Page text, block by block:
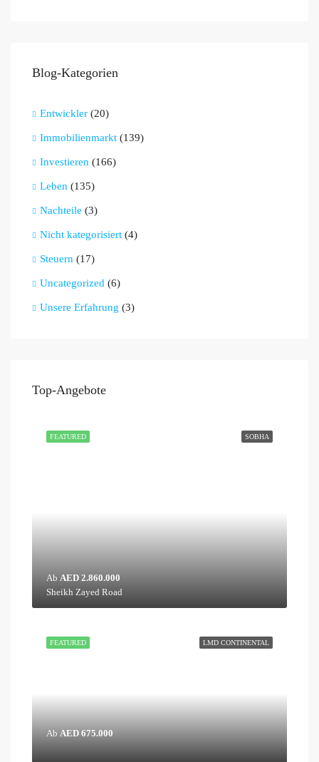
Blog-Kategorien
Entwickler (20)
Immobilienmarkt (139)
Investieren (166)
Leben (135)
Nachteile (3)
Nicht kategorisiert (4)
Steuern (17)
Uncategorized (6)
Unsere Erfahrung (3)
Top-Angebote
SOBHA
FEATURED
Ab AED 2.860.000
Sheikh Zayed Road
LMD CONTINENTAL
FEATURED
Ab AED 675.000